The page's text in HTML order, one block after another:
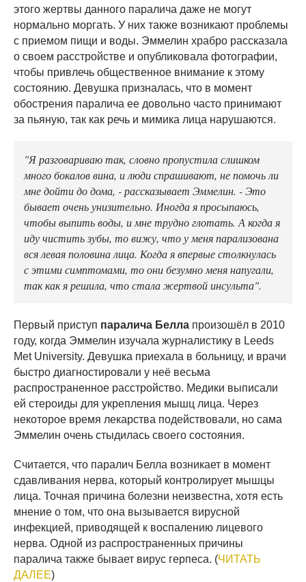
этого жертвы данного паралича даже не могут
нормально моргать. У них также возникают проблемы
с приемом пищи и воды. Эммелин храбро рассказала
о своем расстройстве и опубликовала фотографии,
чтобы привлечь общественное внимание к этому
состоянию. Девушка призналась, что в момент
обострения паралича ее довольно часто принимают
за пьяную, так как речь и мимика лица нарушаются.
"Я разговариваю так, словно пропустила слишком
много бокалов вина, и люди спрашивают, не помочь ли
мне дойти до дома, - рассказывает Эммелин. - Это
бывает очень унизительно. Иногда я просыпаюсь,
чтобы выпить воды, и мне трудно глотать. А когда я
иду чистить зубы, то вижу, что у меня парализована
вся левая половина лица. Когда я впервые столкнулась
с этими симптомами, то они безумно меня напугали,
так как я решила, что стала жертвой инсульта".
Первый приступ паралича Белла произошёл в 2010
году, когда Эммелин изучала журналистику в Leeds
Met University. Девушка приехала в больницу, и врачи
быстро диагностировали у неё весьма
распространенное расстройство. Медики выписали
ей стероиды для укрепления мышц лица. Через
некоторое время лекарства подействовали, но сама
Эммелин очень стыдилась своего состояния.
Считается, что паралич Белла возникает в момент
сдавливания нерва, который контролирует мышцы
лица. Точная причина болезни неизвестна, хотя есть
мнение о том, что она вызывается вирусной
инфекцией, приводящей к воспалению лицевого
нерва. Одной из распространенных причины
паралича также бывает вирус герпеса. (ЧИТАТЬ
ДАЛЕЕ)